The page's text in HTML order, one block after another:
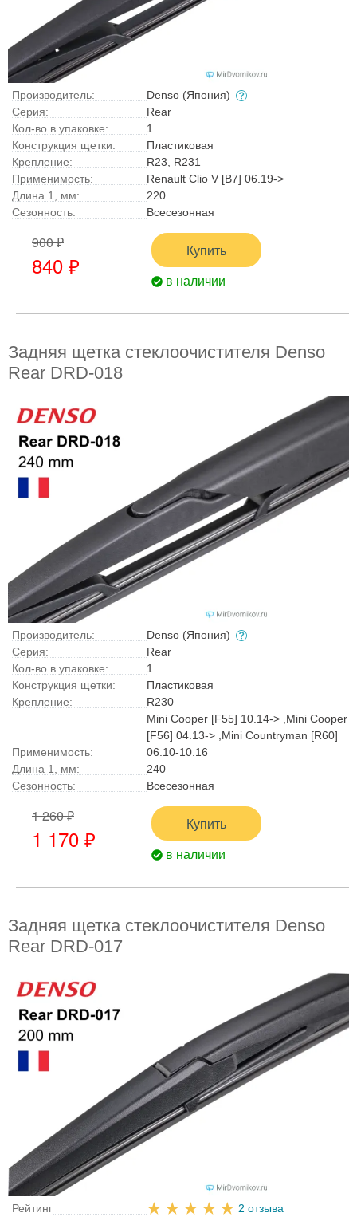
Производитель:
Denso (Япония)
Серия:
Rear
Кол-во в упаковке:
1
Конструкция щетки:
Пластиковая
Крепление:
R23, R231
Применимость:
Renault Clio V [B7] 06.19->
Длина 1, мм:
220
Сезонность:
Всесезонная
900 ₽
840 ₽
Купить
в наличии
Задняя щетка стеклоочистителя Denso
Rear DRD-018
Производитель:
Denso (Япония)
Серия:
Rear
Кол-во в упаковке:
1
Конструкция щетки:
Пластиковая
Крепление:
R230
Применимость:
Mini Cooper [F55] 10.14-> ,Mini Cooper
[F56] 04.13-> ,Mini Countryman [R60]
06.10-10.16
Длина 1, мм:
240
Сезонность:
Всесезонная
1 260 ₽
1 170 ₽
Купить
в наличии
Задняя щетка стеклоочистителя Denso
Rear DRD-017
Рейтинг
2 отзыва